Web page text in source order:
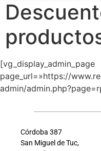
[vg_display_admin_page
page_url=»https://
admin/
Córdoba 387
San Miguel de Tuc,